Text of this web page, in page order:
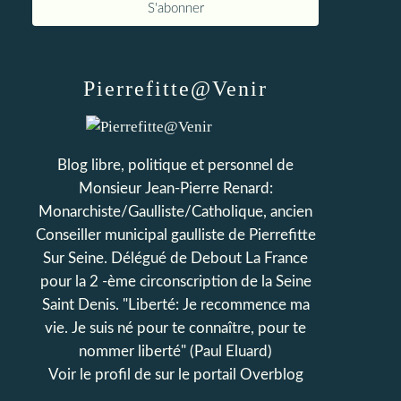
Pierrefitte@Venir
Blog libre, politique et personnel de
Monsieur Jean-Pierre Renard:
Monarchiste/Gaulliste/Catholique, ancien
Conseiller municipal gaulliste de Pierrefitte
Sur Seine. Délégué de Debout La France
pour la 2 -ème circonscription de la Seine
Saint Denis. "Liberté: Je recommence ma
vie. Je suis né pour te connaître, pour te
nommer liberté" (Paul Eluard)
Voir le profil de sur le portail Overblog